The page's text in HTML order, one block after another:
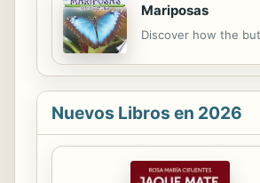
Mariposas
Discover how the
Nuevos Libros en 2026